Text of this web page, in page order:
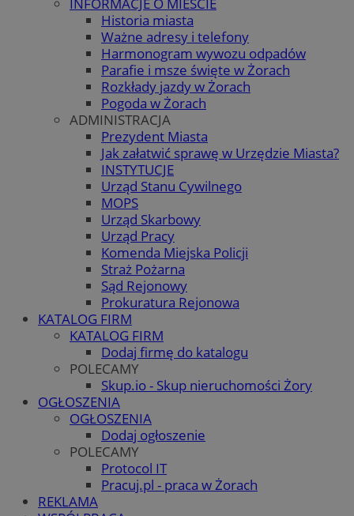
Historia miasta
Ważne adresy i telefony
Harmonogram wywozu odpadów
Parafie i msze święte w Żorach
Rozkłady jazdy w Żorach
Pogoda w Żorach
ADMINISTRACJA
Prezydent Miasta
Jak załatwić sprawę w Urzędzie Miasta?
INSTYTUCJE
Urząd Stanu Cywilnego
MOPS
Urząd Skarbowy
Urząd Pracy
Komenda Miejska Policji
Straż Pożarna
Sąd Rejonowy
Prokuratura Rejonowa
KATALOG FIRM
KATALOG FIRM
Dodaj firmę do katalogu
POLECAMY
Skup.io - Skup nieruchomości Żory
OGŁOSZENIA
OGŁOSZENIA
Dodaj ogłoszenie
POLECAMY
Protocol IT
Pracuj.pl - praca w Żorach
REKLAMA